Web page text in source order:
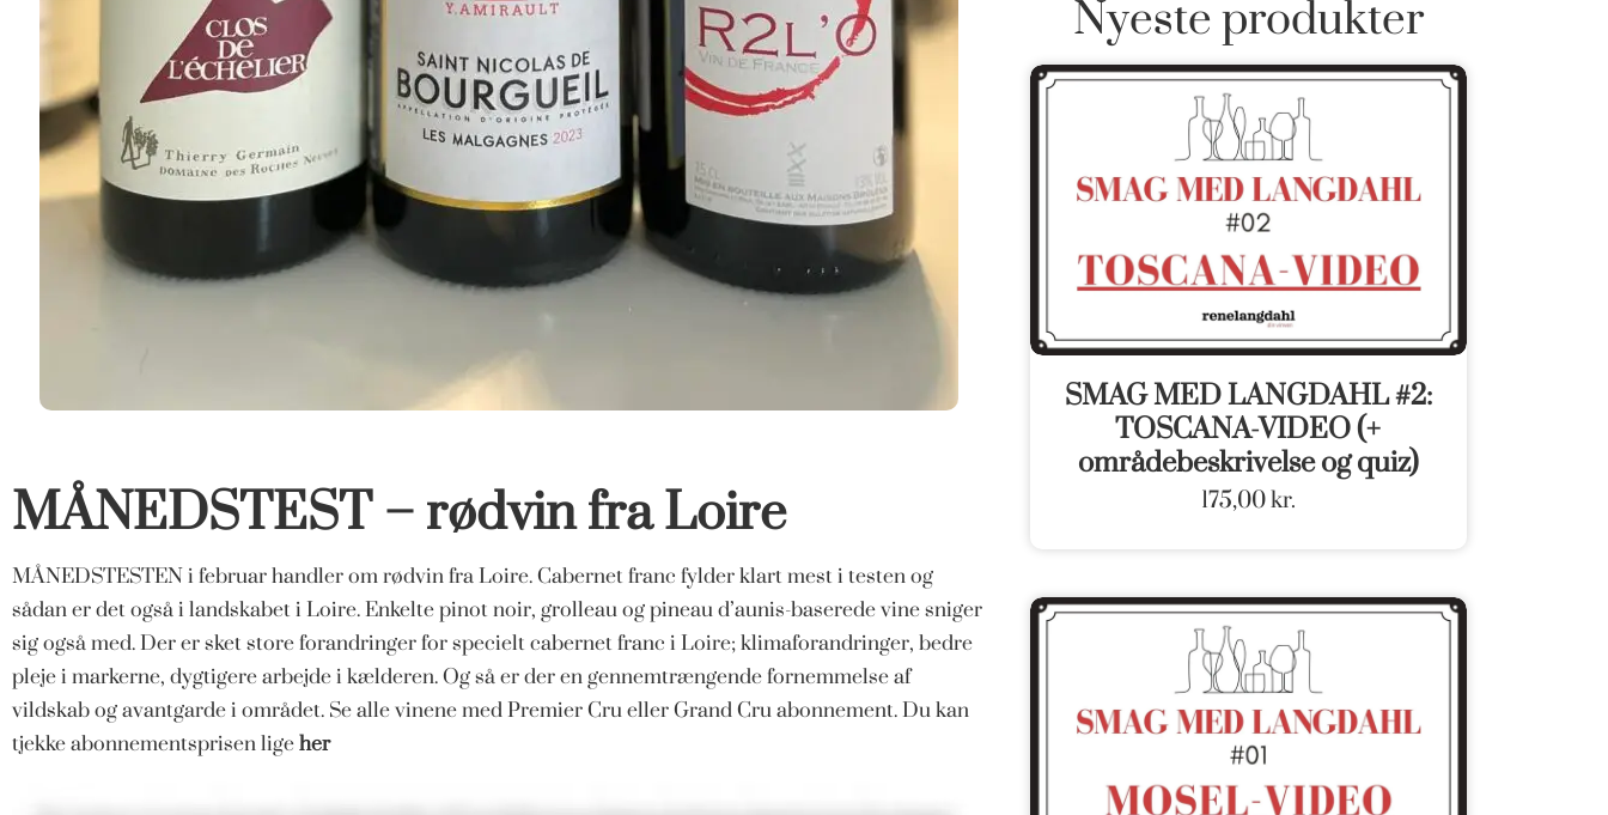
MÅNEDSTEST – rødvin fra Loire
MÅNEDSTESTEN i februar handler om rødvin fra Loire. Cabernet franc fylder klart mest i testen og
sådan er det også i landskabet i Loire. Enkelte pinot noir, grolleau og pineau d’aunis-baserede vine sniger
sig også med. Der er sket store forandringer for specielt cabernet franc i Loire; klimaforandringer, bedre
pleje i markerne, dygtigere arbejde i kælderen. Og så er der en gennemtrængende fornemmelse af
vildskab og avantgarde i området. Se alle vinene med Premier Cru eller Grand Cru abonnement. Du kan
tjekke abonnementsprisen ligeher
Nyeste produkter
SMAG MED LANGDAHL #2:
TOSCANA-VIDEO (+
områdebeskrivelse og quiz)
175,00kr.